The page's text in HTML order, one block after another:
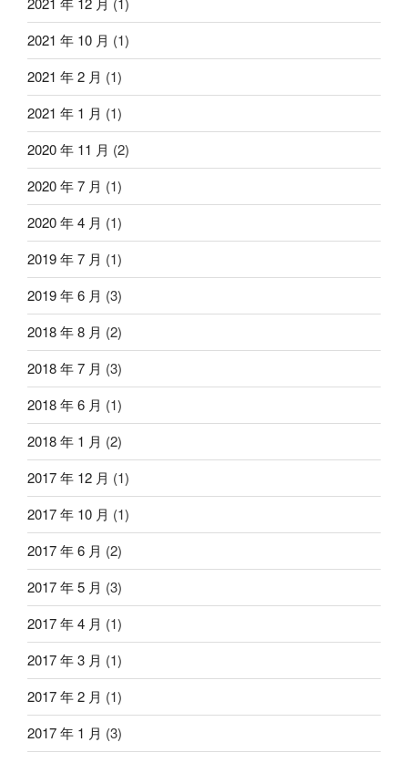
2021 年 10 月 (1)
2021 年 2 月 (1)
2021 年 1 月 (1)
2020 年 11 月 (2)
2020 年 7 月 (1)
2020 年 4 月 (1)
2019 年 7 月 (1)
2019 年 6 月 (3)
2018 年 8 月 (2)
2018 年 7 月 (3)
2018 年 6 月 (1)
2018 年 1 月 (2)
2017 年 12 月 (1)
2017 年 10 月 (1)
2017 年 6 月 (2)
2017 年 5 月 (3)
2017 年 4 月 (1)
2017 年 3 月 (1)
2017 年 2 月 (1)
2017 年 1 月 (3)